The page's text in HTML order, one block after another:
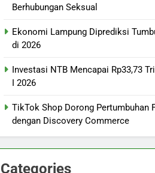
Berhubungan Seksual
Ekonomi Lampung Diprediksi
di 2026
Investasi NTB Mencapai Rp33,73
I 2026
TikTok Shop Dorong Pertumbuhan
dengan Discovery Commerce
Categories